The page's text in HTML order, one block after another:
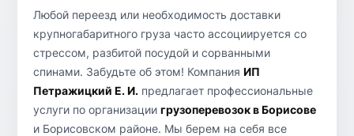
Любой переезд или необходимость доставки
крупногабаритного груза часто ассоциируется со
стрессом, разбитой посудой и сорванными
спинами. Забудьте об этом! Компания ИП
Петражицкий Е. И. предлагает профессиональные
услуги по организациигрузоперевозок в Борисове
и Борисовском районе. Мы берем на себя все